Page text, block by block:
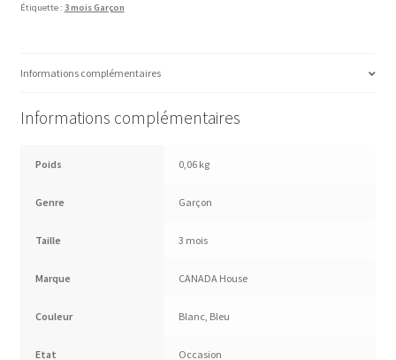
Étiquette : 3 mois Garçon
Informations complémentaires
Informations complémentaires
Poids 0,06 kg
Genre Garçon
Taille 3 mois
Marque CANADA House
Couleur Blanc, Bleu
Etat Occasion